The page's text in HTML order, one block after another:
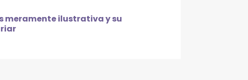
meramente ilustrativa y su